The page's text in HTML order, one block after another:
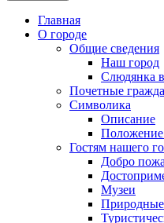
Главная
О городе
Общие сведения
Наш город
Слюдянка
Почетные
Символика
Описание
Положение
Гостям нашего
Добро
Музеи